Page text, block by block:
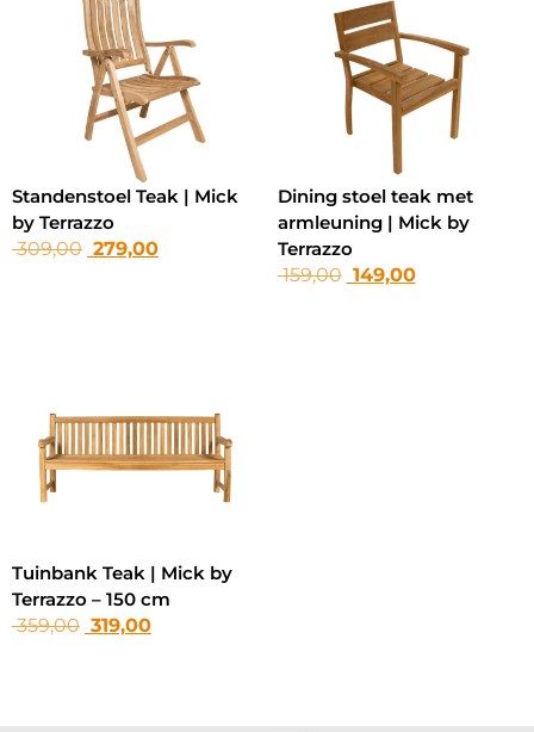
Standenstoel Teak | Mick
by Terrazzo
309,00 279,00
Dining stoel teak met
armleuning | Mick by
Terrazzo
159,00 149,00
Tuinbank Teak | Mick by
Terrazzo – 150 cm
359,00 319,00